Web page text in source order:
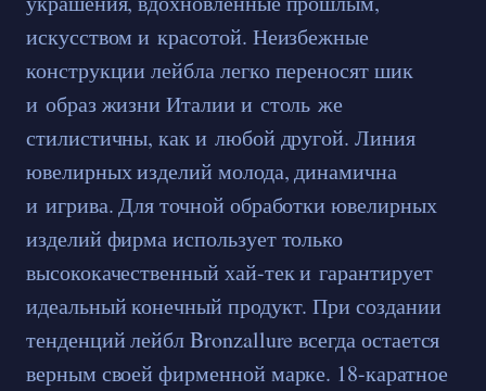
искусством и красотой. Неизбежные
конструкции лейбла легко переносят шик
и образ жизни Италии и столь же
стилистичны, как и любой другой. Линия
ювелирных изделий молода, динамична
и игрива. Для точной обработки ювелирных
изделий фирма использует только
высококачественный хай-тек и гарантирует
идеальный конечный продукт. При создании
тенденций лейбл Bronzallure всегда остается
верным своей фирменной марке. 18-каратное